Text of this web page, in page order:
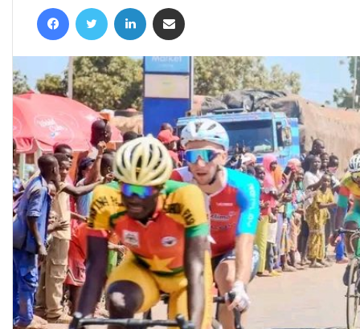
courriel
FacebookTwitter Linkedin